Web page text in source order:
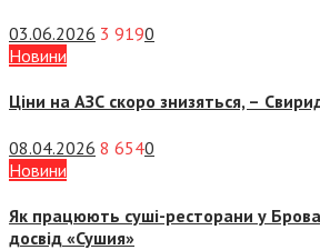
03.06.2026 3 9190
Новини
Ціни на АЗС скоро знизяться, –
08.04.2026 8 6540
Новини
Як працюють суші-ресторани у
досвід «Сушия»